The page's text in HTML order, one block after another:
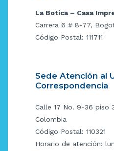
La Botica – Casa
Carrera 6 # 8-77,
Código Postal: 111711
Sede Atención al
Correspondencia
Calle 17 No. 9-36 piso
Colombia
Código Postal: 110321
Horario de atención: